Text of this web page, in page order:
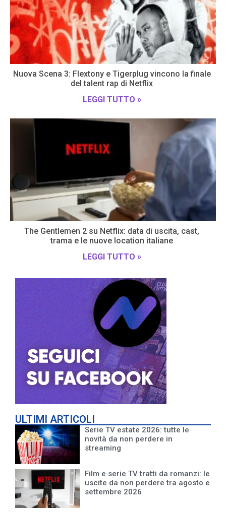
Nuova Scena 3: Flextony e Tigerplug vincono la finale
del talent rap di Netflix
LEGGI TUTTO »
The Gentlemen 2 su Netflix: data di uscita, cast,
trama e le nuove location italiane
LEGGI TUTTO »
ULTIMI ARTICOLI
Serie TV estate 2026: tutte le
novità da non perdere in
streaming
Film e serie TV tratti da romanzi: le
uscite da non perdere tra agosto e
settembre 2026